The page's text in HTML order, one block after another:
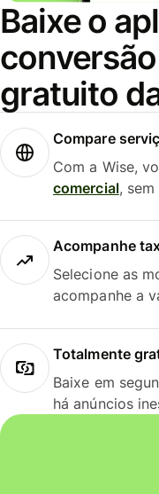
Baixe o
gratuito
Compare
Com a Wise,
comercial,
Acompanhe
Selecione as
acompanhe a
Totalmente
Baixe em
há anúncios